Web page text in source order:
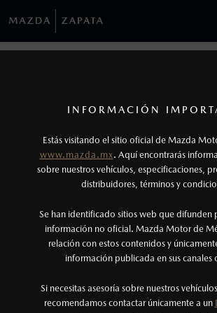
INFORMACIÓN
Estás visitando el sitio oficial de Mazda
www.mazda.mx. Aquí encontrarás
sobre nuestros vehículos, especificaciones,
distribuidores, términos y
Se han identificado sitios web que difunden
información no oficial. Mazda Motor de
relación con estos contenidos y
información publicada en sus canales
Si necesitas asesoría sobre nuestros
recomendamos contactar únicamente a un
INFORMACIÓN DE COMPRA
NOSOTROS
SERVICIOS
$301,900 1
COTIZA TU MAZDA
SERVICIO EXPRESS
COLLISION CENTER ZAPATA
CITA DE SERVICIO
Los precios y especificaciones
fabricante, en moneda de los
Mexicanos, incluyen: I.V.A., e
pueden cambiar sin previo
tenencias, placas, accesorios,
administrativos. Mazda de
derecho de modificar las
precios de sus productos, sin
consumidor.
Todas las imágenes del sitio son